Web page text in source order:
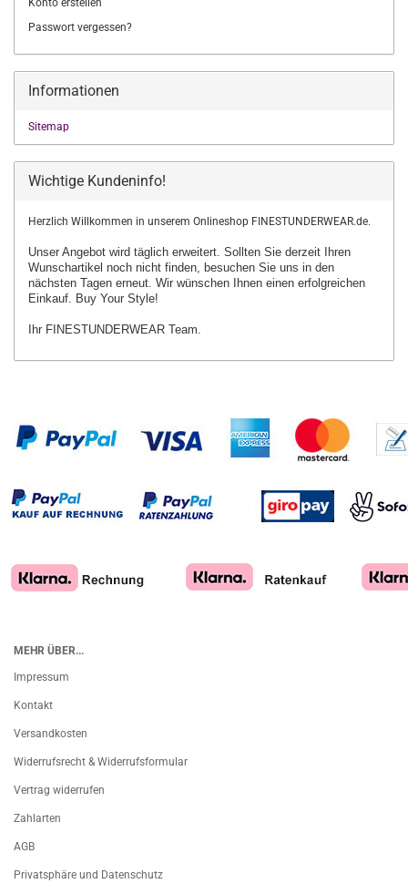
Konto erstellen
Passwort vergessen?
Informationen
Sitemap
Wichtige Kundeninfo!
Herzlich Willkommen in unserem Onlineshop FINESTUNDERWEAR.de.
Unser Angebot wird täglich erweitert. Sollten Sie derzeit Ihren
Wunschartikel noch nicht finden, besuchen Sie uns in den
nächsten Tagen erneut. Wir wünschen Ihnen einen erfolgreichen
Einkauf. Buy Your Style!
Ihr FINESTUNDERWEAR Team.
MEHR ÜBER...
Impressum
Kontakt
Versandkosten
Widerrufsrecht & Widerrufsformular
Vertrag widerrufen
Zahlarten
AGB
Privatsphäre und Datenschutz